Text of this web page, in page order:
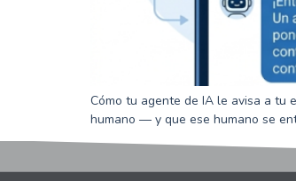
Cómo tu agente de IA le avisa a tu
humano — y que ese humano se